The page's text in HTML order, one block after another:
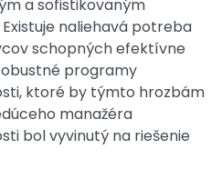
a sofistikovaným
naliehavá potreba
schopných efektívne
programy
ktoré by týmto hrozbám
manažéra
bol vyvinutý na riešenie